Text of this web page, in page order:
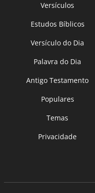
Versículos
Estudos Bíblicos
Versículo do Dia
Palavra do Dia
Antigo Testamento
Populares
Temas
Privacidade